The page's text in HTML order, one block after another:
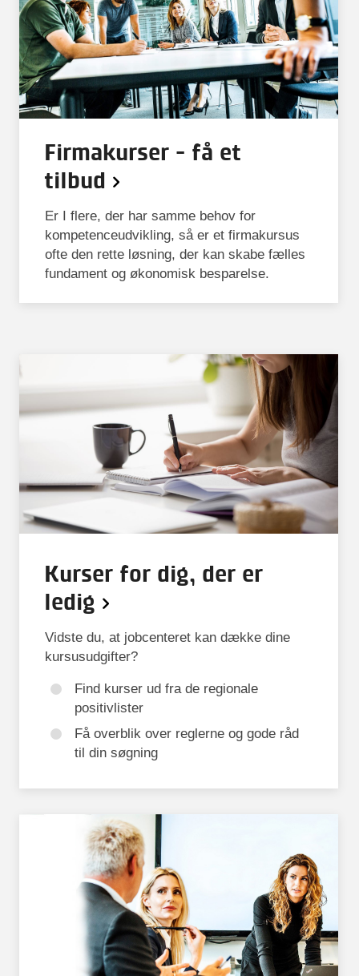
Firmakurser - få et
tilbud
Er I flere, der har samme behov for
kompetenceudvikling, så er et firmakursus
ofte den rette løsning, der kan skabe fælles
fundament og økonomisk besparelse.
Kurser for dig, der er
ledig
Vidste du, at jobcenteret kan dække dine
kursusudgifter?
Find kurser ud fra de regionale
positivlister
Få overblik over reglerne og gode råd
til din søgning